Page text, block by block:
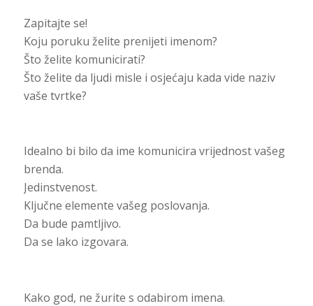
Zapitajte se!
Koju poruku želite prenijeti imenom?
Što želite komunicirati?
Što želite da ljudi misle i osjećaju kada vide naziv
vaše tvrtke?
Idealno bi bilo da ime komunicira vrijednost vašeg
brenda.
Jedinstvenost.
Ključne elemente vašeg poslovanja.
Da bude pamtljivo.
Da se lako izgovara.
Kako god, ne žurite s odabirom imena.